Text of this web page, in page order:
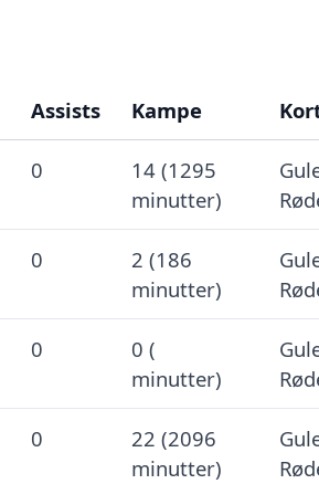
Assists Kampe
0
14 (1295
minutter)
0
2 (186
minutter)
0
0 (
minutter)
0
22 (2096
minutter)